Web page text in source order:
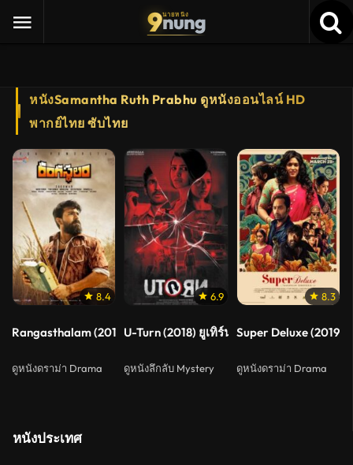
9นายหนัง
nung
หนังSamantha Ruth Prabhu ดูหนังออนไลน์ HD
พากย์ไทย ซับไทย
8.4
Rangasthalam (2018)
ดูหนังดราม่า Drama
6.9
U-Turn (2018) ยูเทิร์น
ดูหนังลึกลับ Mystery
8.3
Super Deluxe (2019)
ดูหนังดราม่า Drama
หนังประเทศ